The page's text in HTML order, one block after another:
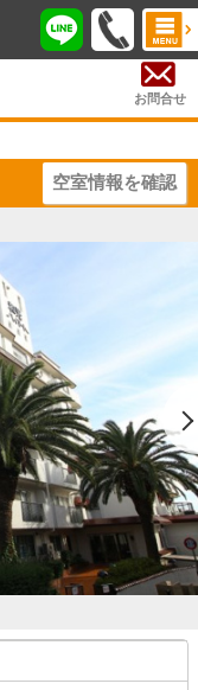
お問合せ
空室情報を確認